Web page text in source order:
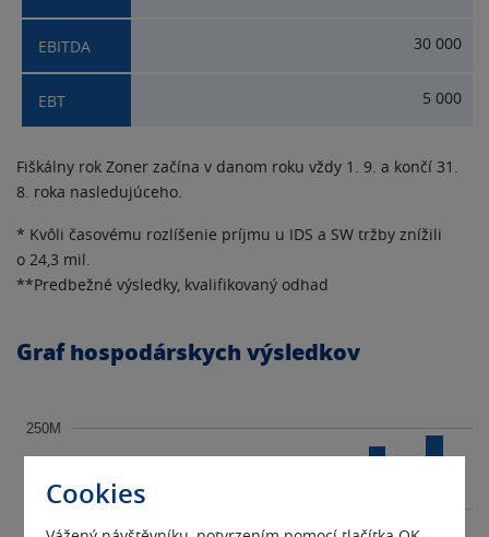
Cookies
30 000
5 000
Fiškálny rok Zoner začína v danom roku vždy 1. 9. a končí 31.
8. roka nasledujúceho.
* Kvôli časovému rozlíšenie príjmu u IDS a SW tržby znížili
o 24,3 mil.
**Predbežné výsledky, kvalifikovaný odhad
Graf hospodárskych výsledkov
250M